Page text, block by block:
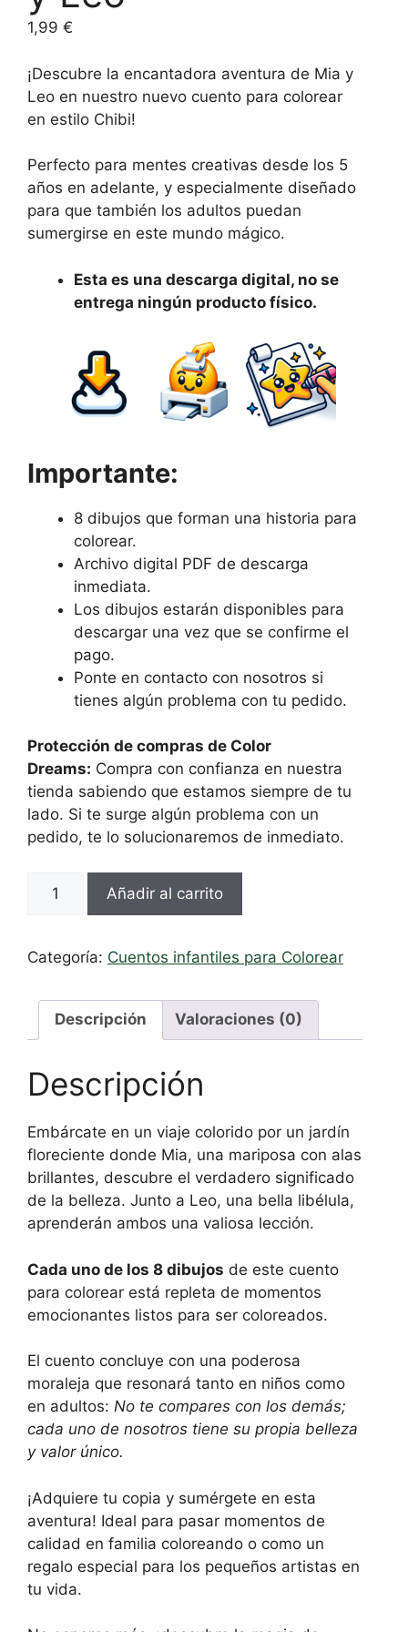
1,99 €
¡Descubre la encantadora aventura de Mia y
Leo en nuestro nuevo cuento para colorear
en estilo Chibi!
Perfecto para mentes creativas desde los 5
años en adelante, y especialmente diseñado
para que también los adultos puedan
sumergirse en este mundo mágico.
Esta es una descarga digital, no se
entrega ningún producto físico.
Importante:
8 dibujos que forman una historia para
colorear.
Archivo digital PDF de descarga
inmediata.
Los dibujos estarán disponibles para
descargar una vez que se confirme el
pago.
Ponte en contacto con nosotros si
tienes algún problema con tu pedido.
Protección de compras de Color
Dreams: Compra con confianza en nuestra
tienda sabiendo que estamos siempre de tu
lado. Si te surge algún problema con un
pedido, te lo solucionaremos de inmediato.
para
La
aventura
de
cantidad
Añadir al carrito
Categoría: Cuentos infantiles para Colorear
Descripción Valoraciones (0)
Descripción
Embárcate en un viaje colorido por un jardín
floreciente donde Mia, una mariposa con alas
brillantes, descubre el verdadero significado
de la belleza. Junto a Leo, una bella libélula,
aprenderán ambos una valiosa lección.
Cada uno de los 8 dibujos de este cuento
para colorear está repleta de momentos
emocionantes listos para ser coloreados.
El cuento concluye con una poderosa
moraleja que resonará tanto en niños como
en adultos: No te compares con los demás;
cada uno de nosotros tiene su propia belleza
y valor único.
¡Adquiere tu copia y sumérgete en esta
aventura! Ideal para pasar momentos de
calidad en familia coloreando o como un
regalo especial para los pequeños artistas en
tu vida.
nuestro sitio,
aumentas la
posibilidad de
personalizados.